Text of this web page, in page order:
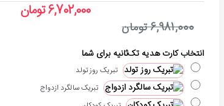
6,702,000 تومان
6,981,000 تومان
انتخاب کارت هدیه تک‌ثانیه برای شما
تبریک روز تولد
تبریک سالگرد ازدواج